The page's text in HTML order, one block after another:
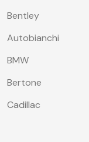
Bentley
Autobianchi
BMW
Bertone
Cadillac